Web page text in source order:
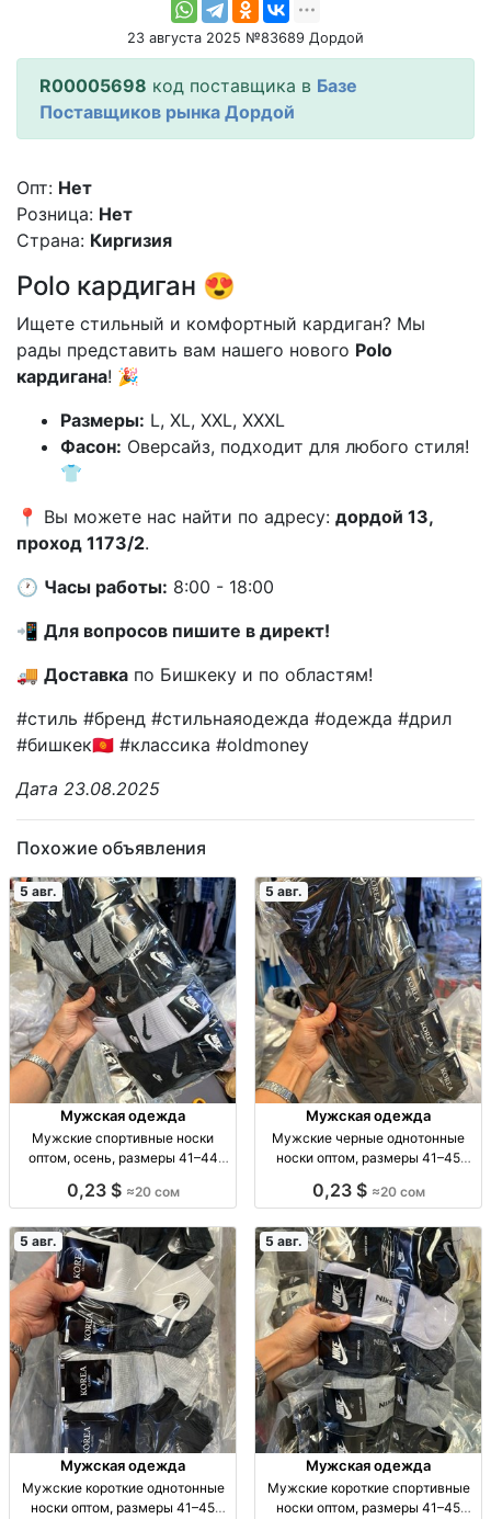
23 августа 2025 №83689 Дордой
R00005698 код поставщика в Базе
Поставщиков рынка Дордой
Опт: Нет
Розница: Нет
Страна: Киргизия
Polo кардиган 😍
Ищете стильный и комфортный кардиган? Мы
рады представить вам нашего нового Polo
кардигана! 🎉
Размеры: L, XL, XXL, XXXL
Фасон: Оверсайз, подходит для любого стиля!
👕
📍 Вы можете нас найти по адресу: дордой 13,
проход 1173/2.
🕐 Часы работы: 8:00 - 18:00
📲 Для вопросов пишите в директ!
🚚 Доставка по Бишкеку и по областям!
#стиль #бренд #стильнаяодежда #одежда #дрил
#бишкек🇰🇬 #классика #oldmoney
Дата 23.08.2025
Похожие объявления
5 авг.
Мужская одежда
Мужские спортивные носки
оптом, осень, размеры 41–44
44, уп. 10 шт., опт.
0,23 $ ≈20 сом
5 авг.
Мужская одежда
Мужские черные однотонные
носки оптом, размеры 41–45
41–45, уп. 10 пар, опт.
0,23 $ ≈20 сом
5 авг.
Мужская одежда
Мужские короткие однотонные
носки оптом, размеры 41–45
5 авг.
Мужская одежда
Мужские короткие спортивные
носки оптом, размеры 41–45